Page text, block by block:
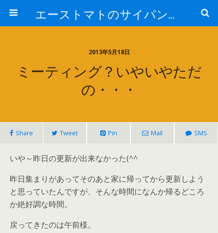
エーストマトのサイパンダイビング日記
2013年5月18日
ミーティング？いやいやただ
の・・・
Share Tweet Pin Mail SMS
いや～昨日の更新が出来なかった(^^ゞ
昨日集まりがあってそのあと家に帰ってから更新しよう
と思っていたんですが、そんな時間になんか帰るどころ
か絶好調な時間。
戻ってきたのは午前様。